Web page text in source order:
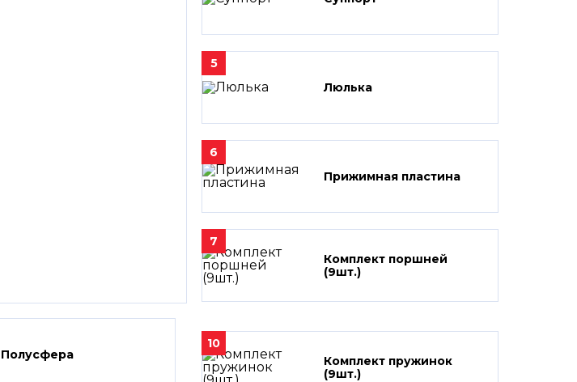
5
Люлька
6
Прижимная пластина
7
Комплект поршней
(9шт.)
Полусфера
10
Комплект пружинок
(9шт.)